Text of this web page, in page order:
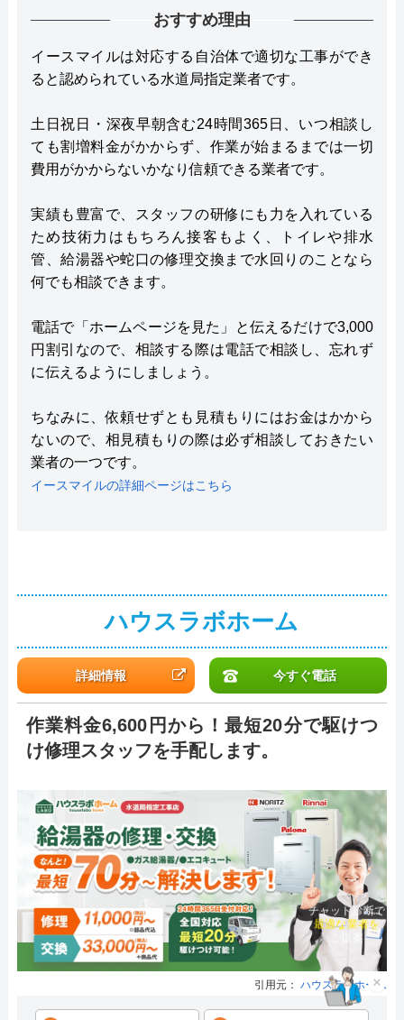
おすすめ理由
イースマイルは対応する自治体で適切な工事ができ
ると認められている水道局指定業者です。
土日祝日・深夜早朝含む24時間365日、いつ相談し
ても割増料金がかからず、作業が始まるまでは一切
費用がかからないかなり信頼できる業者です。
実績も豊富で、スタッフの研修にも力を入れている
ため技術力はもちろん接客もよく、トイレや排水
管、給湯器や蛇口の修理交換まで水回りのことなら
何でも相談できます。
電話で「ホームページを見た」と伝えるだけで3,000
円割引なので、相談する際は電話で相談し、忘れず
に伝えるようにしましょう。
ちなみに、依頼せずとも見積もりにはお金はかから
ないので、相見積もりの際は必ず相談しておきたい
業者の一つです。
イースマイルの詳細ページはこちら
ハウスラボホーム
詳細情報 今すぐ電話
作業料金6,600円から！最短20分で駆けつ
け修理スタッフを手配します。
引用元： ハウスラボホーム
×
チャット診断で
最適な業者を
ご提案